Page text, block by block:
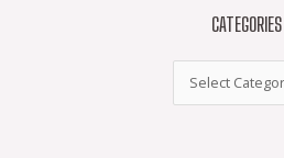
CATEGORIES